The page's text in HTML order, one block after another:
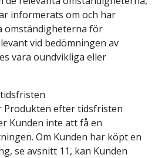
informerats om och har
omständigheterna för
vid bedömningen av
vara oundvikliga eller
Produkten efter tidsfristen
Kunden inte att få en
Om Kunden har köpt en
se avsnitt 11, kan Kunden